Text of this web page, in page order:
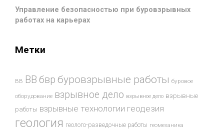
Управление безопасностью при буровзрывных
работах на карьерах
Метки
ВВ ВВ бвр буровзрывные работы буровое
оборудование взрывное дело взрывное дело взрывные
работы взрывные технологии геодезия
геология геолого-разведочные работы геомеханика